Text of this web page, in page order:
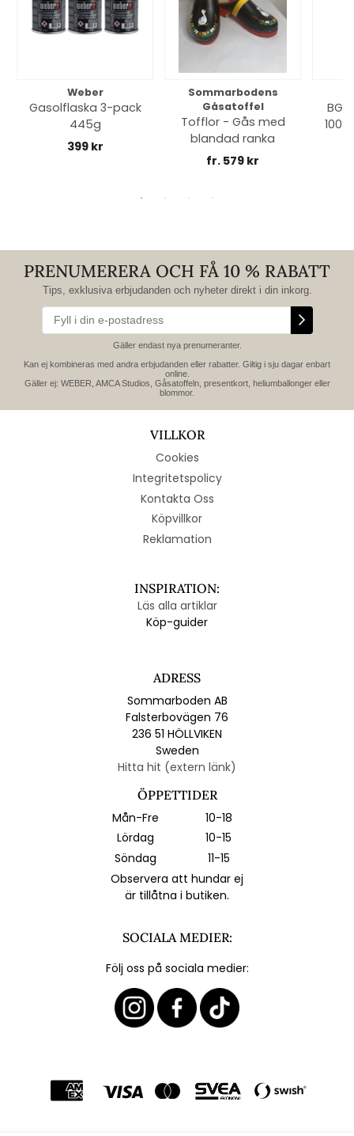
Weber
Gasolflaska 3-pack
445g
399 kr
Sommarbodens
Gåsatoffel
Tofflor - Gås med
blandad ranka
fr. 579 kr
PRENUMERERA OCH FÅ 10 % RABATT
Tips, exklusiva erbjudanden och nyheter direkt i din inkorg.
Gäller endast nya prenumeranter.
Kan ej kombineras med andra erbjudanden eller rabatter. Giltig i sju dagar enbart
online.
Gäller ej: WEBER, AMCA Studios, Gåsatoffeln, presentkort, heliumballonger eller
blommor.
VILLKOR
Cookies
Integritetspolicy
Kontakta Oss
Köpvillkor
Reklamation
INSPIRATION:
Läs alla artiklar
Köp-guider
ADRESS
Sommarboden AB
Falsterbovägen 76
236 51 HÖLLVIKEN
Sweden
Hitta hit (extern länk)
ÖPPETTIDER
Mån-Fre
10-18
Lördag
10-15
Söndag
11-15
Observera att hundar ej
är tillåtna i butiken.
SOCIALA MEDIER:
Följ oss på sociala medier: